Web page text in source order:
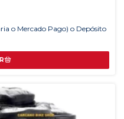
o Mercado Pago) o Depósito